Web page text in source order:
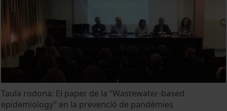
Taula rodona: El paper de la “Wastewater-based
epidemiology” en la prevenció de pandèmies